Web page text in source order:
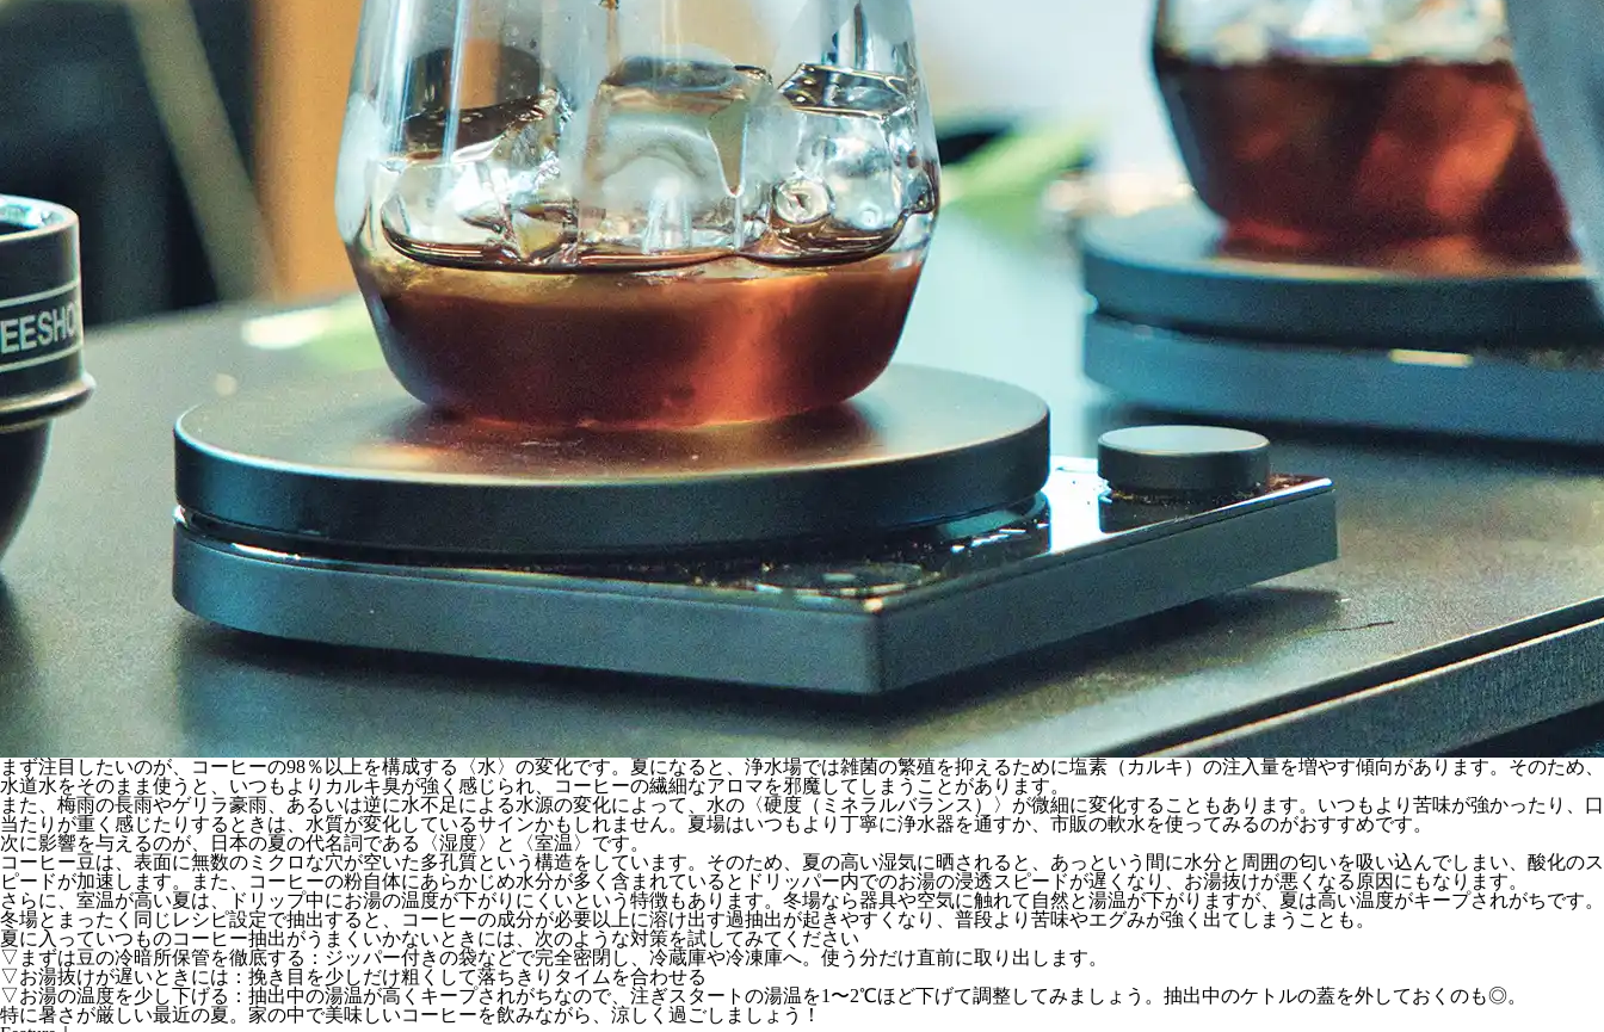
まず注目したいのが、コーヒーの98％以上を構成する〈水〉の変化です。夏になると、浄水場では雑菌の繁殖を抑えるために塩素（カルキ）の注入量を増やす傾向があります。そのため、
水道水をそのまま使うと、いつもよりカルキ臭が強く感じられ、コーヒーの繊細なアロマを邪魔してしまうことがあります。
また、梅雨の長雨やゲリラ豪雨、あるいは逆に水不足による水源の変化によって、水の〈硬度（ミネラルバランス）〉が微細に変化することもあります。いつもより苦味が強かったり、口
当たりが重く感じたりするときは、水質が変化しているサインかもしれません。夏場はいつもより丁寧に浄水器を通すか、市販の軟水を使ってみるのがおすすめです。
次に影響を与えるのが、日本の夏の代名詞である〈湿度〉と〈室温〉です。
コーヒー豆は、表面に無数のミクロな穴が空いた多孔質という構造をしています。そのため、夏の高い湿気に晒されると、あっという間に水分と周囲の匂いを吸い込んでしまい、酸化のス
ピードが加速します。また、コーヒーの粉自体にあらかじめ水分が多く含まれているとドリッパー内でのお湯の浸透スピードが遅くなり、お湯抜けが悪くなる原因にもなります。
さらに、室温が高い夏は、ドリップ中にお湯の温度が下がりにくいという特徴もあります。冬場なら器具や空気に触れて自然と湯温が下がりますが、夏は高い温度がキープされがちです。
冬場とまったく同じレシピ設定で抽出すると、コーヒーの成分が必要以上に溶け出す過抽出が起きやすくなり、普段より苦味やエグみが強く出てしまうことも。
夏に入っていつものコーヒー抽出がうまくいかないときには、次のような対策を試してみてください
▽まずは豆の冷暗所保管を徹底する：ジッパー付きの袋などで完全密閉し、冷蔵庫や冷凍庫へ。使う分だけ直前に取り出します。
▽お湯抜けが遅いときには：挽き目を少しだけ粗くして落ちきりタイムを合わせる
▽お湯の温度を少し下げる：抽出中の湯温が高くキープされがちなので、注ぎスタートの湯温を1〜2℃ほど下げて調整してみましょう。抽出中のケトルの蓋を外しておくのも◎。
特に暑さが厳しい最近の夏。家の中で美味しいコーヒーを飲みながら、涼しく過ごしましょう！